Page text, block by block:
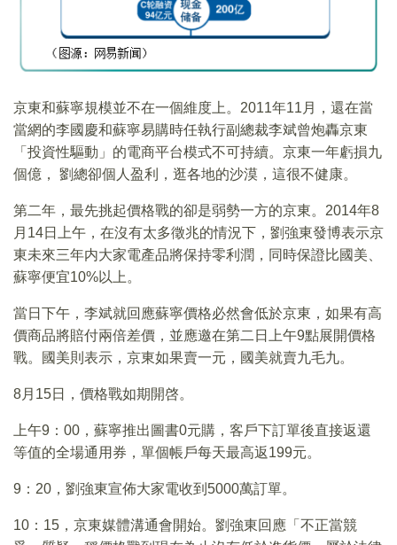
京東和蘇寧規模並不在一個維度上。2011年11月，還在當
當網的李國慶和蘇寧易購時任執行副總裁李斌曾炮轟京東
「投資性驅動」的電商平台模式不可持續。京東一年虧損九
個億， 劉總卻個人盈利，逛各地的沙漠，這很不健康。
第二年，最先挑起價格戰的卻是弱勢一方的京東。2014年8
月14日上午，在沒有太多徵兆的情況下，劉強東發博表示京
東未來三年内大家電產品將保持零利潤，同時保證比國美、
蘇寧便宜10%以上。
當日下午，李斌就回應蘇寧價格必然會低於京東，如果有高
價商品將賠付兩倍差價，並應邀在第二日上午9點展開價格
戰。國美則表示，京東如果賣一元，國美就賣九毛九。
8月15日，價格戰如期開啓。
上午9：00，蘇寧推出圖書0元購，客戶下訂單後直接返還
等值的全場通用券，單個帳戶每天最高返199元。
9：20，劉強東宣佈大家電收到5000萬訂單。
10：15，京東媒體溝通會開始。劉強東回應「不正當競